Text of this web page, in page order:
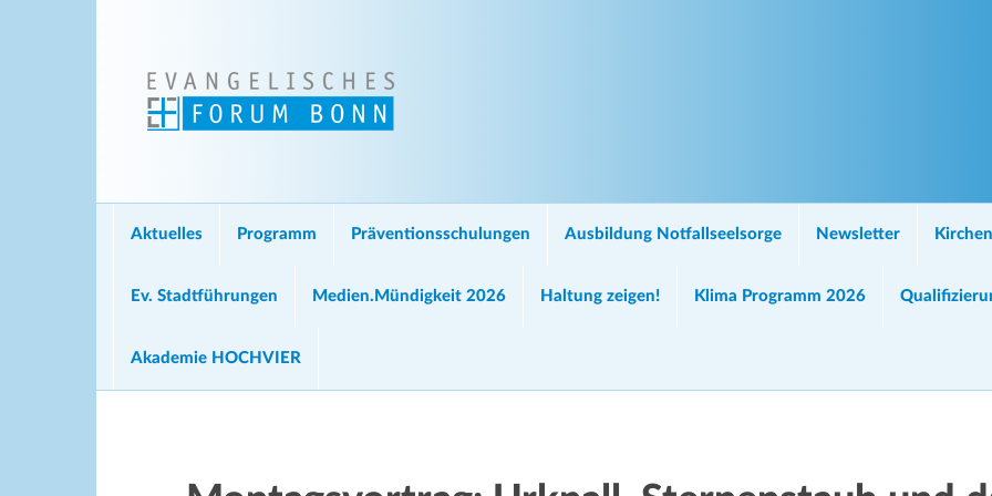
Aktuelles Programm Präventionsschulungen Ausbildung Notfallseelsorge Newsletter
Ev. Stadtführungen Medien.Mündigkeit 2026 Haltung zeigen! Klima Programm 2026
Akademie HOCHVIER